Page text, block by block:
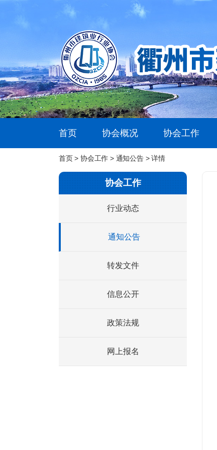
首页 协会概况 协会工作
首页>协会工作> 通知公告 > 详情
协会工作
行业动态
通知公告
转发文件
信息公开
政策法规
网上报名